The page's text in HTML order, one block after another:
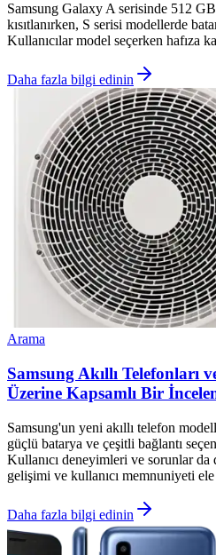
Samsung Galaxy A serisinde 512
kısıtlanırken, S serisi modellerde
Kullanıcılar model seçerken hafıza
Daha fazla bilgi edinin
Arama
Samsung Akıllı Telefonları
Üzerine Kapsamlı Bir
Samsung'un yeni akıllı telefon
güçlü batarya ve çeşitli bağlantı
Kullanıcı deneyimleri ve sorunlar
gelişimi ve kullanıcı memnuniyeti ele
Daha fazla bilgi edinin